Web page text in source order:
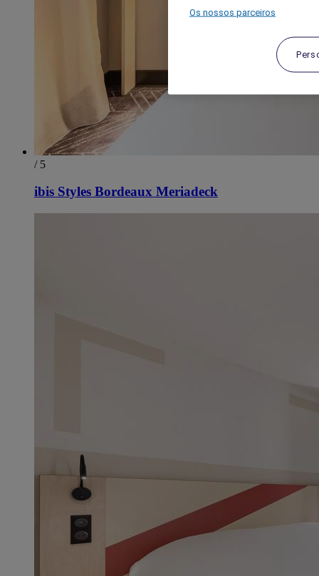
/ 5
ibis Styles Bordeaux Meriadeck
Os nossos parceiros